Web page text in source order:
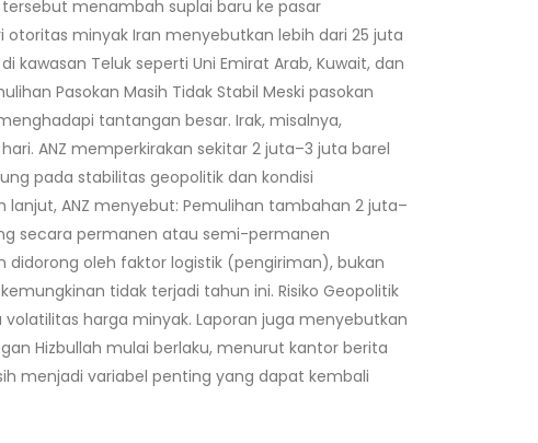
menambah suplai baru ke pasar
minyak Iran menyebutkan lebih dari 25 juta
Teluk seperti Uni Emirat Arab, Kuwait, dan
Pasokan Masih Tidak Stabil Meski pasokan
tantangan besar. Irak, misalnya,
ANZ memperkirakan sekitar 2 juta–3 juta barel
pada stabilitas geopolitik dan kondisi
lanjut, ANZ menyebut: Pemulihan tambahan 2 juta–
secara permanen atau semi-permanen
didorong oleh faktor logistik (pengiriman), bukan
tidak terjadi tahun ini. Risiko Geopolitik
harga minyak. Laporan juga menyebutkan
Hizbullah mulai berlaku, menurut kantor berita
menjadi variabel penting yang dapat kembali